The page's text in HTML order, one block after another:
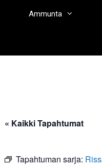
Ammunta
« Kaikki Tapahtumat
Tapahtuman sarja: